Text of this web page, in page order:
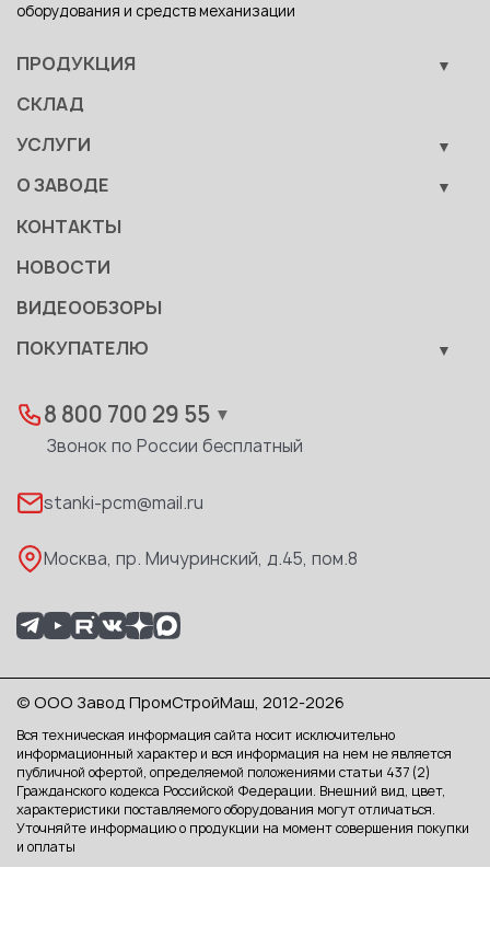
8 800 700 29 55 ▼
Звонок по России бесплатный
stanki-pcm@mail.ru
Москва, пр. Мичуринский, д.45, пом.8
оборудования и средств механизации
ПРОДУКЦИЯ
Вспомогательные средства механизации
СКЛАД
УСЛУГИ
О ЗАВОДЕ
Документы
Качество
Развитие
КОНТАКТЫ
НОВОСТИ
ВИДЕООБЗОРЫ
ПОКУПАТЕЛЮ
Дилеры
Доставка
Каталог PDF
© ООО Завод ПромСтройМаш, 2012-2026
Вся техническая информация сайта носит исключительно
информационный характер и вся информация на нем не является
публичной офертой, определяемой положениями статьи 437 (2)
Гражданского кодекса Российской Федерации. Внешний вид, цвет,
характеристики поставляемого оборудования могут отличаться.
Уточняйте информацию о продукции на момент совершения покупки
и оплаты